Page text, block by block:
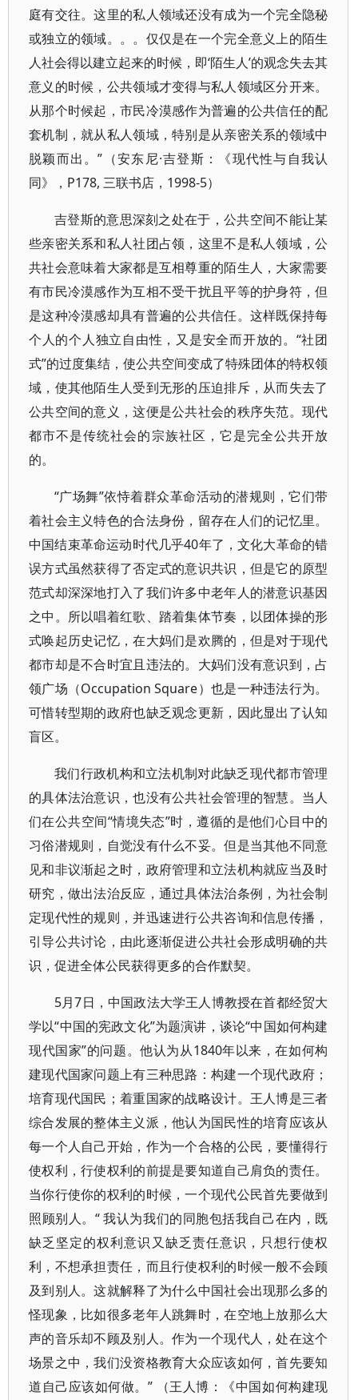
庭有交往。这里的私人领域还没有成为一个完全隐秘
或独立的领域。。。仅仅是在一个完全意义上的陌生
人社会得以建立起来的时候，即‘陌生人’的观念失去其
意义的时候，公共领域才变得与私人领域区分开来。
从那个时候起，市民冷漠感作为普遍的公共信任的配
套机制，就从私人领域，特别是从亲密关系的领域中
脱颖而出。”（安东尼·吉登斯：《现代性与自我认
同》，P178, 三联书店，1998-5）
吉登斯的意思深刻之处在于，公共空间不能让某
些亲密关系和私人社团占领，这里不是私人领域，公
共社会意味着大家都是互相尊重的陌生人，大家需要
有市民冷漠感作为互相不受干扰且平等的护身符，但
是这种冷漠感却具有普遍的公共信任。这样既保持每
个人的个人独立自由性，又是安全而开放的。“社团
式”的过度集结，使公共空间变成了特殊团体的特权领
域，使其他陌生人受到无形的压迫排斥，从而失去了
公共空间的意义，这便是公共社会的秩序失范。现代
都市不是传统社会的宗族社区，它是完全公共开放
的。
“广场舞”依恃着群众革命活动的潜规则，它们带
着社会主义特色的合法身份，留存在人们的记忆里。
中国结束革命运动时代几乎40年了，文化大革命的错
误方式虽然获得了否定式的意识共识，但是它的原型
范式却深深地打入了我们许多中老年人的潜意识基因
之中。所以唱着红歌、踏着集体节奏，以团体操的形
式唤起历史记忆，在大妈们是欢腾的，但是对于现代
都市却是不合时宜且违法的。大妈们没有意识到，占
领广场（Occupation Square）也是一种违法行为。
可惜转型期的政府也缺乏观念更新，因此显出了认知
盲区。
我们行政机构和立法机制对此缺乏现代都市管理
的具体法治意识，也没有公共社会管理的智慧。当人
们在公共空间“情境失态”时，遵循的是他们心目中的
习俗潜规则，自觉没有什么不妥。但是当其他不同意
见和非议渐起之时，政府管理和立法机构就应当及时
研究，做出法治反应，通过具体法治条例，为社会制
定现代性的规则，并迅速进行公共咨询和信息传播，
引导公共讨论，由此逐渐促进公共社会形成明确的共
识，促进全体公民获得更多的合作默契。
5月7日，中国政法大学王人博教授在首都经贸大
学以“中国的宪政文化”为题演讲，谈论“中国如何构建
现代国家”的问题。他认为从1840年以来，在如何构
建现代国家问题上有三种思路：构建一个现代政府；
培育现代国民；着重国家的战略设计。王人博是三者
综合发展的整体主义派，他认为国民性的培育应该从
每一个人自己开始，作为一个合格的公民，要懂得行
使权利，行使权利的前提是要知道自己肩负的责任。
当你行使你的权利的时候，一个现代公民首先要做到
照顾别人。“ 我认为我们的同胞包括我自己在内，既
缺乏坚定的权利意识又缺乏责任意识，只想行使权
利，不想承担责任，而且行使权利的时候一般不会顾
及到别人。这就解释了为什么中国社会出现那么多的
怪现象，比如很多老年人跳舞时，在空地上放那么大
声的音乐却不顾及别人。作为一个现代人，处在这个
场景之中，我们没资格教育大众应该如何，首先要知
道自己应该如何做。” （王人博：《中国如何构建现